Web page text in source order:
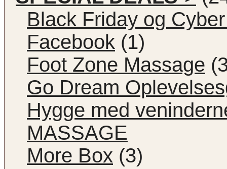
Black Friday og
Facebook (1)
Foot Zone Massage
Go Dream
Hygge med
MASSAGE
More Box (3)